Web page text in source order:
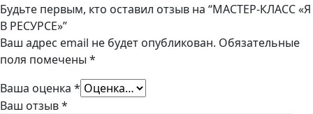
Будьте первым, кто оставил отзыв на “МАСТЕР-КЛАСС «Я
В РЕСУРСЕ»”
Ваш адрес email не будет опубликован. Обязательные
поля помечены *
Ваша оценка *
Ваш отзыв*